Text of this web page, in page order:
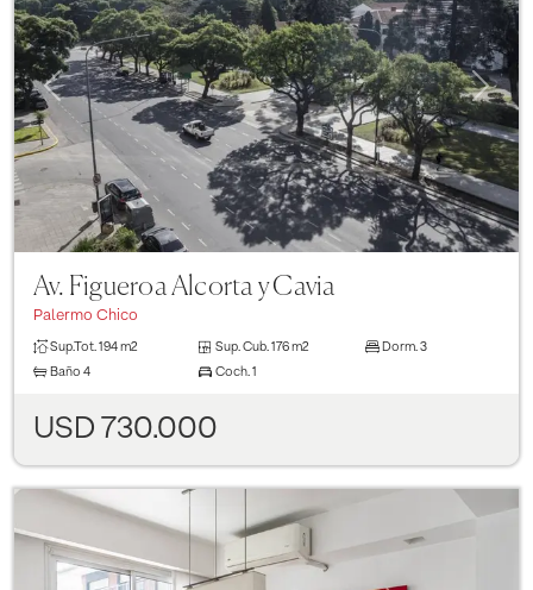
Previous Next
Av. Figueroa Alcorta y Cavia
Palermo Chico
Sup.Tot. 194 m2 Sup. Cub. 176 m2 Dorm. 3
Baño 4 Coch. 1
USD 730.000